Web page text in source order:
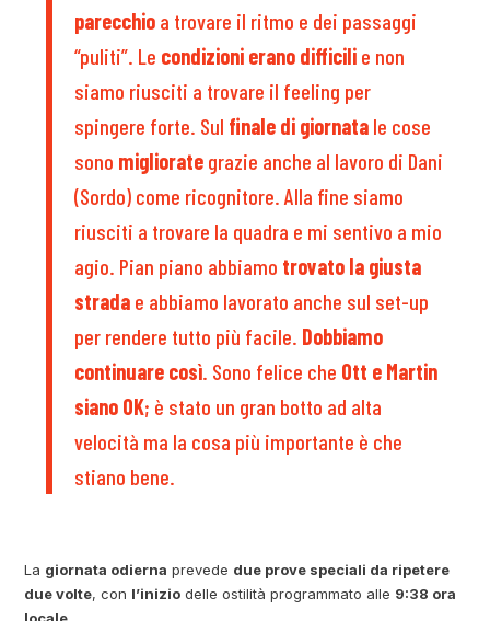
parecchio a trovare il ritmo e dei passaggi
“puliti”. Le condizioni erano difficili e non
siamo riusciti a trovare il feeling per
spingere forte. Sul finale di giornata le cose
sono migliorate grazie anche al lavoro di Dani
(Sordo) come ricognitore. Alla fine siamo
riusciti a trovare la quadra e mi sentivo a mio
agio. Pian piano abbiamo trovato la giusta
strada e abbiamo lavorato anche sul set-up
per rendere tutto più facile. Dobbiamo
continuare così. Sono felice che Ott e Martin
siano OK; è stato un gran botto ad alta
velocità ma la cosa più importante è che
stiano bene.
La giornata odierna prevede due prove speciali da ripetere
due volte, con l’inizio delle ostilità programmato alle 9:38 ora
locale